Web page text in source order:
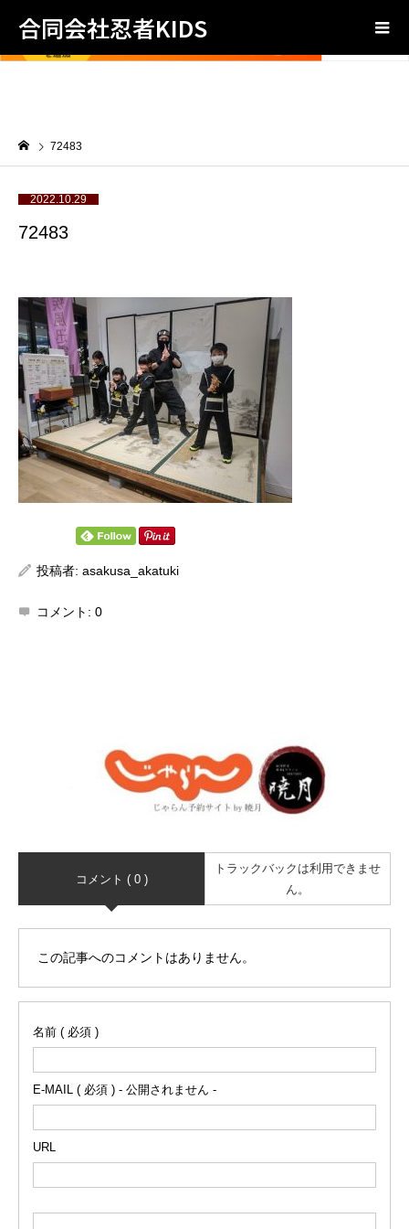
合同会社忍者KIDS
72483
2022.10.29
72483
投稿者: asakusa_akatuki
コメント: 0
コメント ( 0 )
トラックバックは利用できませ
ん。
この記事へのコメントはありません。
名前 ( 必須 )
E-MAIL ( 必須 ) - 公開されません -
URL